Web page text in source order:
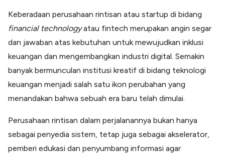
Keberadaan perusahaan rintisan atau startup di bidang
financial technologyatau fintech merupakan angin segar
dan jawaban atas kebutuhan untuk mewujudkan inklusi
keuangan dan mengembangkan industri digital. Semakin
banyak bermunculan institusi kreatif di bidang teknologi
keuangan menjadi salah satu ikon perubahan yang
menandakan bahwa sebuah era baru telah dimulai.
Perusahaan rintisan dalam perjalanannya bukan hanya
sebagai penyedia sistem, tetap juga sebagai akselerator,
pemberi edukasi dan penyumbang informasi agar